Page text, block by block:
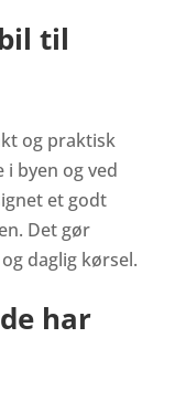
til
og praktisk
byen og ved
et godt
Det gør
daglig kørsel.
har